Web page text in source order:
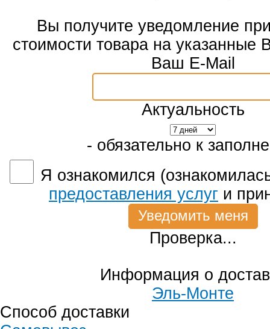
Вы получите уведомление
стоимости товара на указанные
Ваш E-Mail
Актуальность
- обязательно к
Я ознакомился
предоставления услуг и
Проверка...
Информация о
Эль-Монте
Способ доставки